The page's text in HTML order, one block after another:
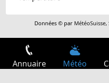
Données © par MétéoSuisse,
Annuaire Météo